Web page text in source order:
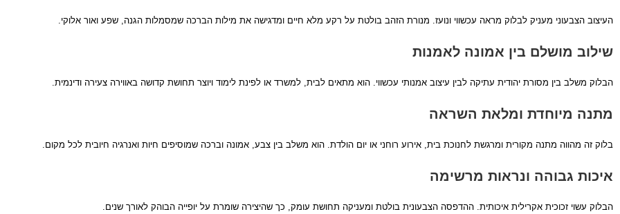
העיצוב הצבעוני מעניק לבלוק מראה עכשווי ונועז. מנורת הזהב בולטת על רקע מלא חיים ומדגישה את מילות הברכה שמסמלות הגנה, שפע ואור אלוקי.
שילוב מושלם בין אמונה לאמנות
הבלוק משלב בין מסורת יהודית עתיקה לבין עיצוב אמנותי עכשווי. הוא מתאים לבית, למשרד או לפינת לימוד ויוצר תחושת קדושה באווירה צעירה ודינמית.
מתנה מיוחדת ומלאת השראה
בלוק זה מהווה מתנה מקורית ומרגשת לחנוכת בית, אירוע רוחני או יום הולדת. הוא משלב בין צבע, אמונה וברכה שמוסיפים חיות ואנרגיה חיובית לכל מקום.
איכות גבוהה ונראות מרשימה
הבלוק עשוי זכוכית אקרילית איכותית. ההדפסה הצבעונית בולטת ומעניקה תחושת עומק, כך שהיצירה שומרת על יופייה הבוהק לאורך שנים.